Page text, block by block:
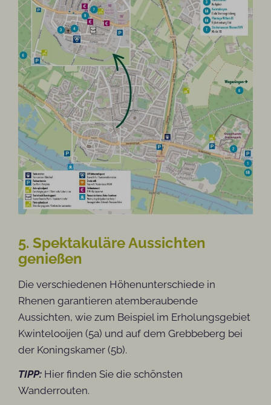
5. Spektakuläre Aussichten
genießen
Die verschiedenen Höhenunterschiede in
Rhenen garantieren atemberaubende
Aussichten, wie zum Beispiel im Erholungsgebiet
Kwintelooijen (5a) und auf dem Grebbeberg bei
der Koningskamer (5b).
TIPP: Hier finden Sie die schönsten
Wanderrouten.